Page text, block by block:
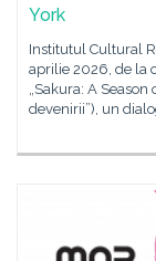
York
Institutul Cultural
aprilie 2026, de la
„Sakura: A
devenirii”), un